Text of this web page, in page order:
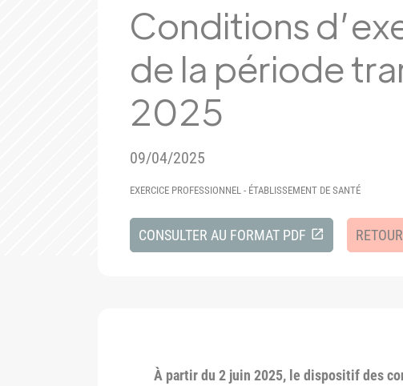
Conditions
de la période
2025
09/04/2025
EXERCICE PROFESSIONNEL - ÉTABLISSEMENT DE SANTÉ
CONSULTER AU FORMAT PDF
À partir du 2 juin 2025, le dispositif des